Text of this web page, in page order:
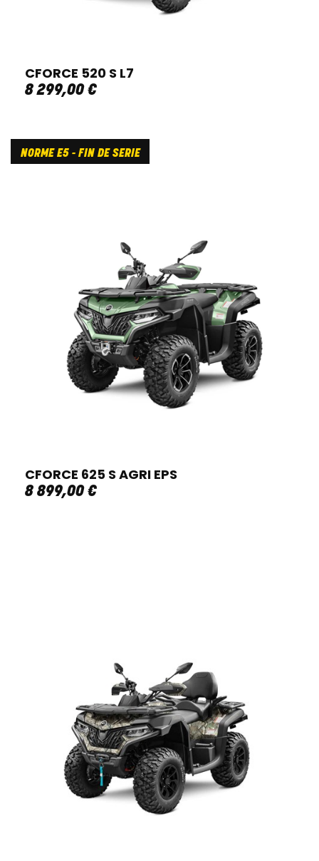
CFORCE 520 S L7
8 299,00€
NORME E5 - FIN DE SERIE
CFORCE 625 S AGRI EPS
8 899,00€